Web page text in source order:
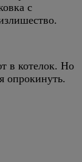
с
в котелок. Но
опрокинуть.